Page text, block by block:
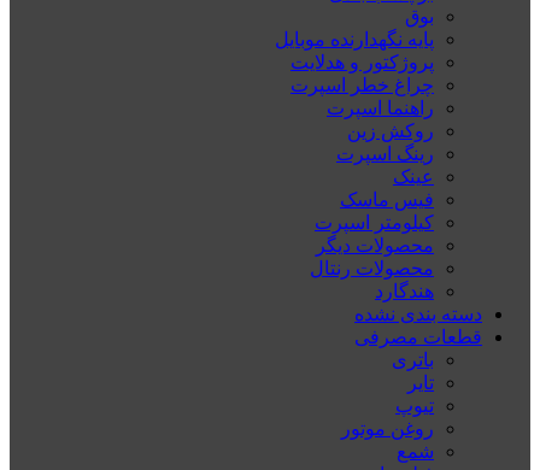
بوق
پایه نگهدارنده موبایل
پروژکتور و هدلایت
چراغ خطر اسپرت
راهنما اسپرت
روکش زین
رینگ اسپرت
عینک
فیس ماسک
کیلومتر اسپرت
محصولات دیگر
محصولات رنتال
هندگارد
دسته بندی نشده
قطعات مصرفی
باتری
تایر
تیوپ
روغن موتور
شمع